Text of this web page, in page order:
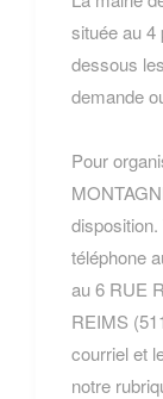
située au 4
dessous
demande
Pour
téléphone
au 6 RUE
REIMS
courriel et
notre